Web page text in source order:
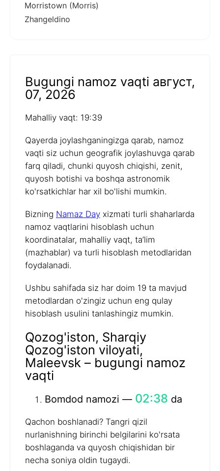
Morristown (Morris)
Zhangeldino
Bugungi namoz vaqti август,
07, 2026
Mahalliy vaqt: 19:39
Qayerda joylashganingizga qarab, namoz
vaqti siz uchun geografik joylashuvga qarab
farq qiladi, chunki quyosh chiqishi, zenit,
quyosh botishi va boshqa astronomik
ko'rsatkichlar har xil bo'lishi mumkin.
Bizning Namaz Day xizmati turli shaharlarda
namoz vaqtlarini hisoblash uchun
koordinatalar, mahalliy vaqt, ta’lim
(mazhablar) va turli hisoblash metodlaridan
foydalanadi.
Ushbu sahifada siz har doim 19 ta mavjud
metodlardan o'zingiz uchun eng qulay
hisoblash usulini tanlashingiz mumkin.
Qozog'iston, Sharqiy
Qozog'iston viloyati,
Maleevsk – bugungi namoz
vaqti
Bomdod namozi — 02:38 da
Qachon boshlanadi? Tangri qizil
nurlanishning birinchi belgilarini ko'rsata
boshlaganda va quyosh chiqishidan bir
necha soniya oldin tugaydi.